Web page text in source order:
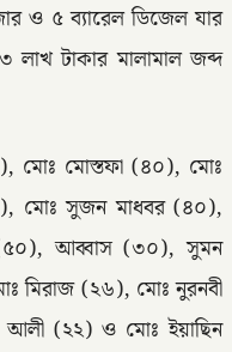
ও ৫ ব্যারেল ডিজেল যার
টাকার মালামাল জব্দ
মোঃ মোস্তফা (৪০), মোঃ
মোঃ সুজন মাধবর (৪০),
আব্বাস (৩০), সুমন
মিরাজ (২৬), মোঃ নুরনবী
(২২) ও মোঃ ইয়াছিন